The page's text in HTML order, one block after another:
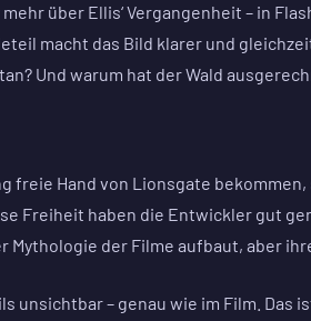
über Ellis‘ Vergangenheit – in
macht das Bild klarer und
Und warum hat der Wald
freie Hand von Lionsgate
Freiheit haben die Entwickler gut
der Filme aufbaut, aber
unsichtbar – genau wie im Film. Das